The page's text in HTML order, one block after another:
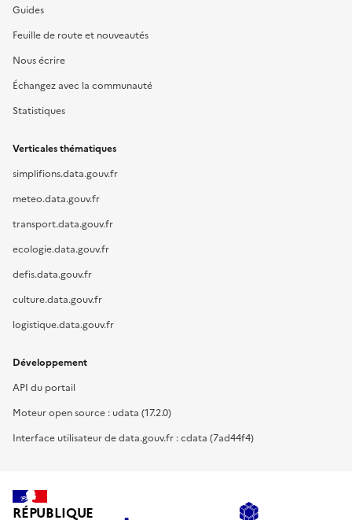
Guides
Feuille de route et nouveautés
Nous écrire
Échangez avec la communauté
Statistiques
Verticales thématiques
simplifions.data.gouv.fr
meteo.data.gouv.fr
transport.data.gouv.fr
ecologie.data.gouv.fr
defis.data.gouv.fr
culture.data.gouv.fr
logistique.data.gouv.fr
Développement
API du portail
Moteur open source : udata (17.2.0)
Interface utilisateur de data.gouv.fr : cdata (7ad44f4)
RÉPUBLIQUE